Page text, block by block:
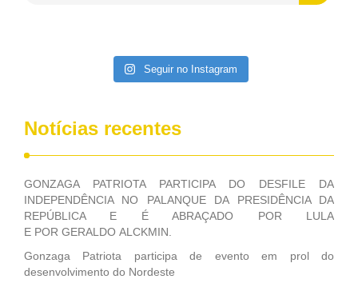
Seguir no Instagram
Notícias recentes
GONZAGA PATRIOTA PARTICIPA DO DESFILE DA
INDEPENDÊNCIA NO PALANQUE DA PRESIDÊNCIA DA
REPÚBLICA E É ABRAÇADO POR LULA
E POR GERALDO ALCKMIN.
Gonzaga Patriota participa de evento em prol do
desenvolvimento do Nordeste